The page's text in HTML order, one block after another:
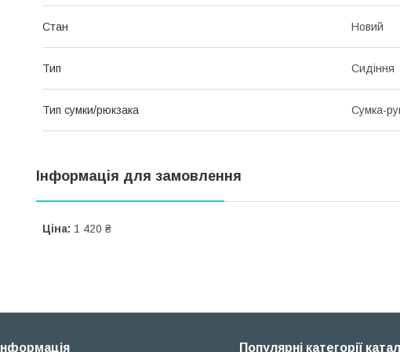
Стан Новий
Тип Сидіння
Тип сумки/рюкзака Сумка-
Інформація для замовлення
Ціна: 1 420 ₴
Iнформація Популярні категорії